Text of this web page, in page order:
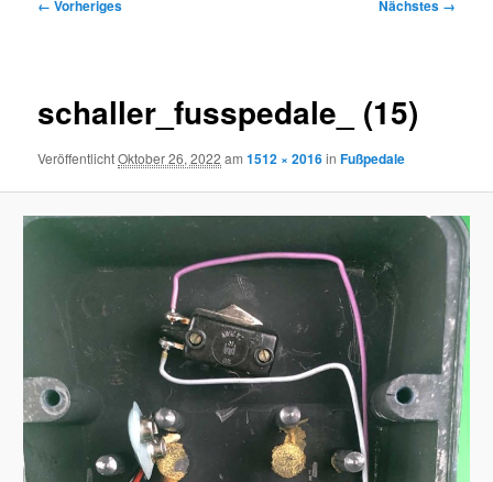
← Vorheriges Nächstes →
schaller_fusspedale_ (15)
VeröffentlichtOktober 26, 2022 am1512 × 2016inFußpedale